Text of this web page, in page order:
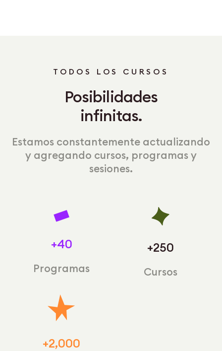
TODOS LOS CURSOS
Posibilidades
infinitas.
Estamos constantemente actualizando
y agregando cursos, programas y
sesiones.
+40
Programas
+250
Cursos
+2,000